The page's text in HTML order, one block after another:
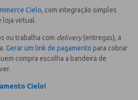
Cielo, com integração simples
loja virtual.
ou trabalha com delivery(entregas), a
Gerar um link de pagamento para cobrar
compra escolha a bandeira de
Cielo!